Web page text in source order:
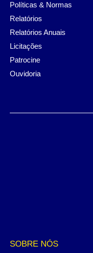
Políticas & Normas
Relatórios
Relatórios Anuais
Licitações
Patrocine
Ouvidoria
SOBRE NÓS